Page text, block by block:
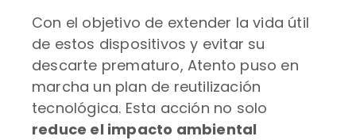
Con el objetivo de extender la vida útil
de estos dispositivos y evitar su
descarte prematuro, Atento puso en
marcha un plan de reutilización
tecnológica. Esta acción no solo
reduce el impacto ambiental